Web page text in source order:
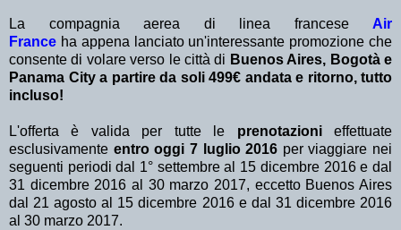
La compagnia aerea di linea francese Air
France ha appena lanciato un'interessante promozione che
consente di volare verso le città di Buenos Aires, Bogotà e
Panama City a partire da soli 499€ andata e ritorno, tutto
incluso!
L'offerta è valida per tutte le prenotazionieffettuate
esclusivamente entro oggi 7 luglio 2016 per viaggiare nei
seguenti periodi dal 1° settembre al 15 dicembre 2016 e dal
31 dicembre 2016 al 30 marzo 2017, eccetto Buenos Aires
dal 21 agosto al 15 dicembre 2016 e dal 31 dicembre 2016
al 30 marzo 2017.